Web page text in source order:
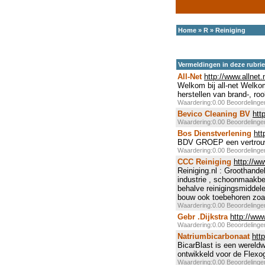
Home » R » Reiniging
Vermeldingen in deze
All-Net http://
Welkom bij all-net
herstellen van brand-,
Waardering:0.00
Bevico Cleaning BV
Waardering:0.00
Bos Dienstverlening
BDV GROEP een
Waardering:0.00
CCC Reiniging http://
Reiniging.nl :
industrie ,
behalve
bouw ook toebehoren
Waardering:0.00
Gebr .Dijkstra http://
Waardering:0.00
Natriumbicarbonaat
BicarBlast is een
ontwikkeld voor de
Waardering:0.00